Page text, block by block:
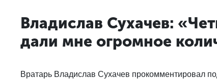
Владислав Сухачев:
дали мне огромное
Вратарь Владислав Сухачев прокомментировал